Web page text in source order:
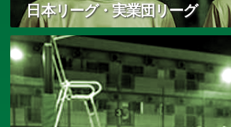
日本リーグ・実業団リーグ